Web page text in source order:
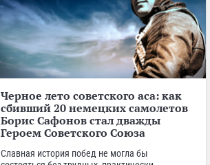
Черное лето советского аса: как
сбивший 20 немецких самолетов
Борис Сафонов стал дважды
Героем Советского Союза
Славная история побед не могла бы